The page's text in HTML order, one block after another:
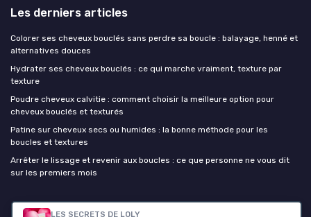
LES SECRETS DE LOLY
Les derniers articles
Colorer ses cheveux bouclés sans perdre sa boucle : balayage, henné et
alternatives douces
Hydrater ses cheveux bouclés : ce qui marche vraiment, texture par
texture
Poudre cheveux calvitie : comment choisir la meilleure option pour
cheveux bouclés et texturés
Patine sur cheveux secs ou humides : la bonne méthode pour les
boucles et textures
Arrêter le lissage et revenir aux boucles : ce que personne ne vous dit
sur les premiers mois
Cheveux boucles